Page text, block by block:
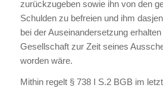
zurückzugeben sowie ihn von den
Schulden zu befreien und ihm
bei der Auseinandersetzung
Gesellschaft zur Zeit seines
worden wäre.
Mithin regelt § 738 I S.2 BGB im